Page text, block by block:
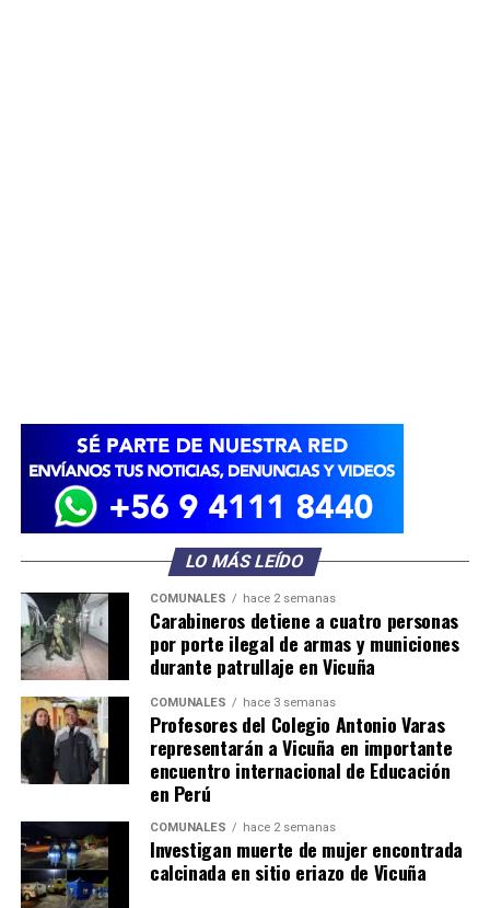
LO MÁS LEÍDO
COMUNALES hace 2 semanas
Carabineros detiene a cuatro personas
por porte ilegal de armas y municiones
durante patrullaje en Vicuña
COMUNALES hace 3 semanas
Profesores del Colegio Antonio Varas
representarán a Vicuña en importante
encuentro internacional de Educación
en Perú
COMUNALES hace 2 semanas
Investigan muerte de mujer encontrada
calcinada en sitio eriazo de Vicuña